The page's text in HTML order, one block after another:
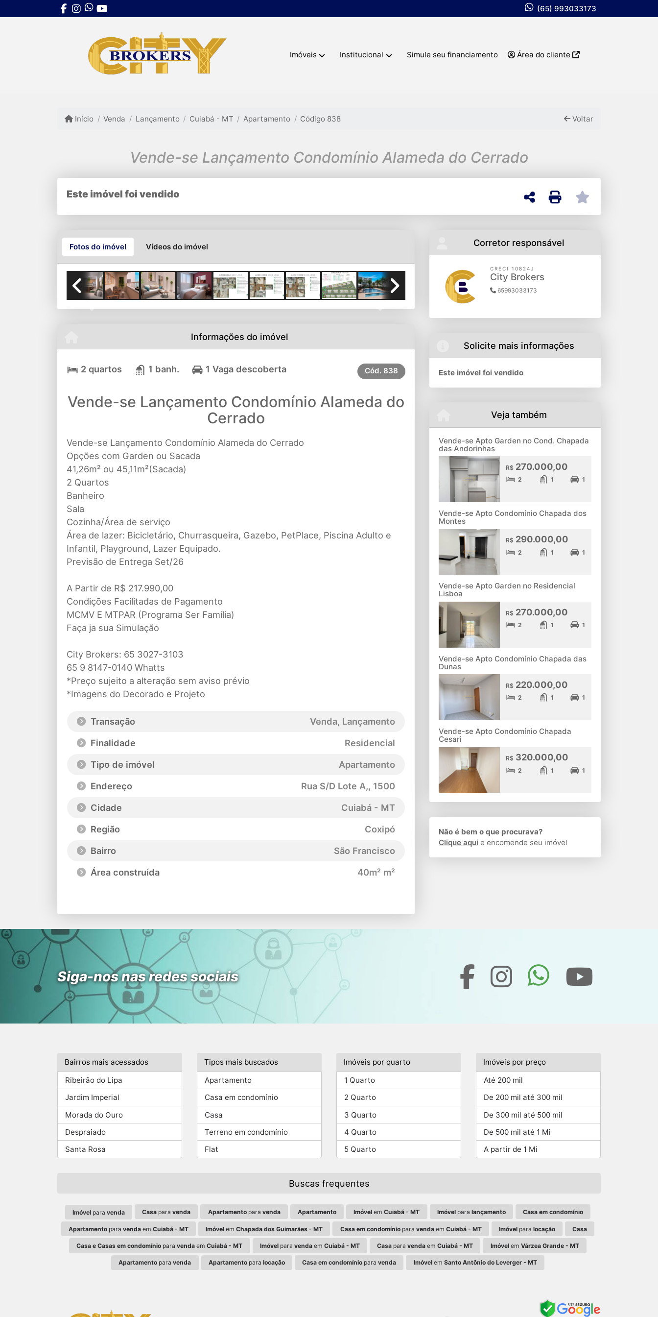
(65) 993033173
Imóveis Institucional Simule seu financiamento Área do cliente
Início Venda Lançamento Cuiabá - MT Apartamento Código 838 Voltar
Vende-se Lançamento Condomínio Alameda do Cerrado
Este imóvel foi vendido
Fotos do imóvel Vídeos do imóvel
Informações do imóvel
2 quartos 1 banh. 1 Vaga descoberta Cód. 838
Vende-se Lançamento Condomínio Alameda do
Cerrado
Vende-se Lançamento Condomínio Alameda do Cerrado
Opções com Garden ou Sacada
41,26m² ou 45,11m²(Sacada)
2 Quartos
Banheiro
Sala
Cozinha/Área de serviço
Área de lazer: Bicicletário, Churrasqueira, Gazebo, PetPlace, Piscina Adulto e
Infantil, Playground, Lazer Equipado.
Previsão de Entrega Set/26
A Partir de R$ 217.990,00
Condições Facilitadas de Pagamento
MCMV E MTPAR (Programa Ser Família)
Faça ja sua Simulação
City Brokers: 65 3027-3103
65 9 8147-0140 Whatts
*Preço sujeito a alteração sem aviso prévio
*Imagens do Decorado e Projeto
Transação
Venda, Lançamento
Finalidade
Residencial
Tipo de imóvel
Apartamento
Endereço
Rua S/D Lote A,, 1500
Cidade
Cuiabá - MT
Região
Coxipó
Bairro
São Francisco
Área construída
40m² m²
Corretor responsável
CRECI 10824J
City Brokers
65993033173
Solicite mais informações
Este imóvel foi vendido
Veja também
Vende-se Apto Garden no Cond. Chapada
das Andorinhas
R$270.000,00
2 1 1
Vende-se Apto Condomínio Chapada dos
Montes
R$290.000,00
2 1 1
Vende-se Apto Garden no Residencial
Lisboa
R$270.000,00
2 1 1
Vende-se Apto Condomínio Chapada das
Dunas
R$220.000,00
2 1 1
Vende-se Apto Condomínio Chapada
Cesari
R$320.000,00
2 1 1
Não é bem o que procurava?
Clique aqui e encomende seu imóvel
Siga-nos nas redes sociais
Bairros mais acessados
Ribeirão do Lipa
Jardim Imperial
Morada do Ouro
Despraiado
Santa Rosa
Tipos mais buscados
Apartamento
Casa em condomínio
Casa
Terreno em condomínio
Flat
Imóveis por quarto
1 Quarto
2 Quarto
3 Quarto
4 Quarto
5 Quarto
Imóveis por preço
Até 200 mil
De 200 mil até 300 mil
De 300 mil até 500 mil
De 500 mil até 1 Mi
A partir de 1 Mi
Buscas frequentes
Imóvelpara venda Casa paravenda Apartamentopara venda Apartamento Imóvel emCuiabá - MT Imóvelpara lançamento Casa em condomínio
Apartamentopara vendaem Cuiabá - MT Imóvel emChapada dos Guimarães - MT Casa em condomíniopara vendaem Cuiabá - MT Imóvelpara locação Casa
Casa e Casas em condomínio paravenda emCuiabá - MT Imóvelpara vendaem Cuiabá - MT Casa paravenda emCuiabá - MT Imóvelem Várzea Grande - MT
Apartamento paravenda Apartamentopara locação Casa em condomínio paravenda Imóvelem Santo Antônio do Leverger - MT